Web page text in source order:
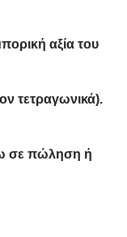
αξία του
τετραγωνικά).
σε πώληση ή